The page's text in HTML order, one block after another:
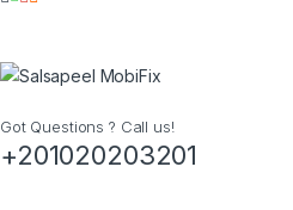
Got Questions ? Call us!
+201020203201